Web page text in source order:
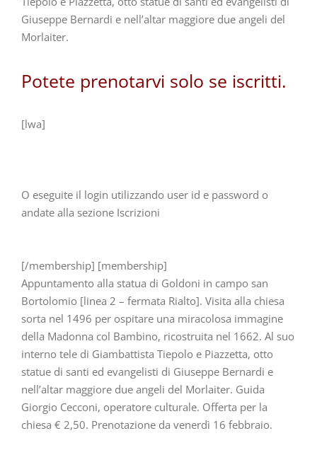
Giuseppe Bernardi e nell’altar maggiore due angeli del
Morlaiter.
Potete prenotarvi solo se iscritti.
[lwa]
O eseguite il login utilizzando user id e password o
andate alla sezione Iscrizioni
[/membership] [membership]
Appuntamento alla statua di Goldoni in campo san
Bortolomio [linea 2 – fermata Rialto]. Visita alla chiesa
sorta nel 1496 per ospitare una miracolosa immagine
della Madonna col Bambino, ricostruita nel 1662. Al suo
interno tele di Giambattista Tiepolo e Piazzetta, otto
statue di santi ed evangelisti di Giuseppe Bernardi e
nell’altar maggiore due angeli del Morlaiter. Guida
Giorgio Cecconi, operatore culturale. Offerta per la
chiesa € 2,50. Prenotazione da venerdì 16 febbraio.